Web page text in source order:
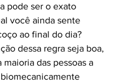
pode ser o exato
você ainda sente
ao final do dia?
dessa regra seja boa,
maioria das pessoas a